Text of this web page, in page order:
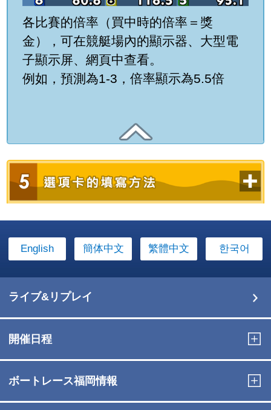
各比賽的倍率（買中時的倍率＝獎
金），可在競艇場內的顯示器、大型電
子顯示屏、網頁中查看。
例如，預測為1-3，倍率顯示為5.5倍
English 簡体中文 繁體中文 한국어
ライブ&リプレイ
開催日程
ボートレース福岡情報